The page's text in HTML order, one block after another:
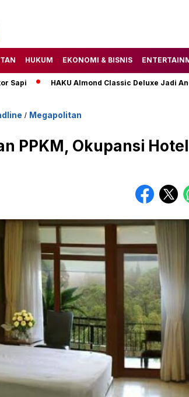
HUKUM EKONOMI & BISNIS
HAKU Almond Classic Deluxe Jadi Andalan
/ Megapolitan
PPKM, Okupansi